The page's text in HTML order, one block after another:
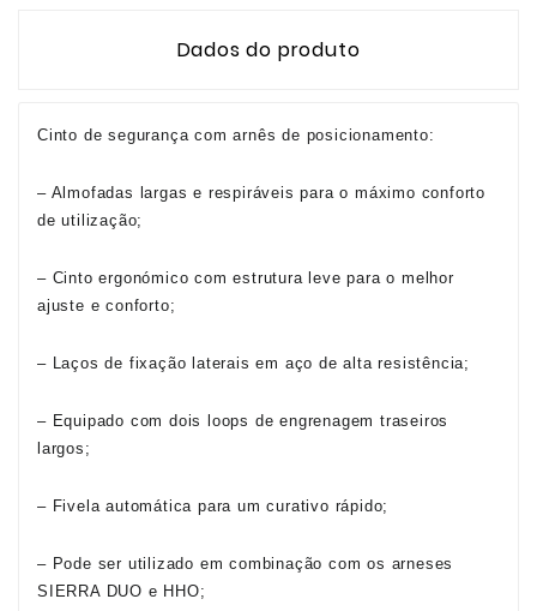
Dados do produto
Cinto de segurança com arnês de posicionamento:
– Almofadas largas e respiráveis para o máximo conforto
de utilização;
– Cinto ergonómico com estrutura leve para o melhor
ajuste e conforto;
– Laços de fixação laterais em aço de alta resistência;
– Equipado com dois loops de engrenagem traseiros
largos;
– Fivela automática para um curativo rápido;
– Pode ser utilizado em combinação com os arneses
SIERRA DUO e HHO;